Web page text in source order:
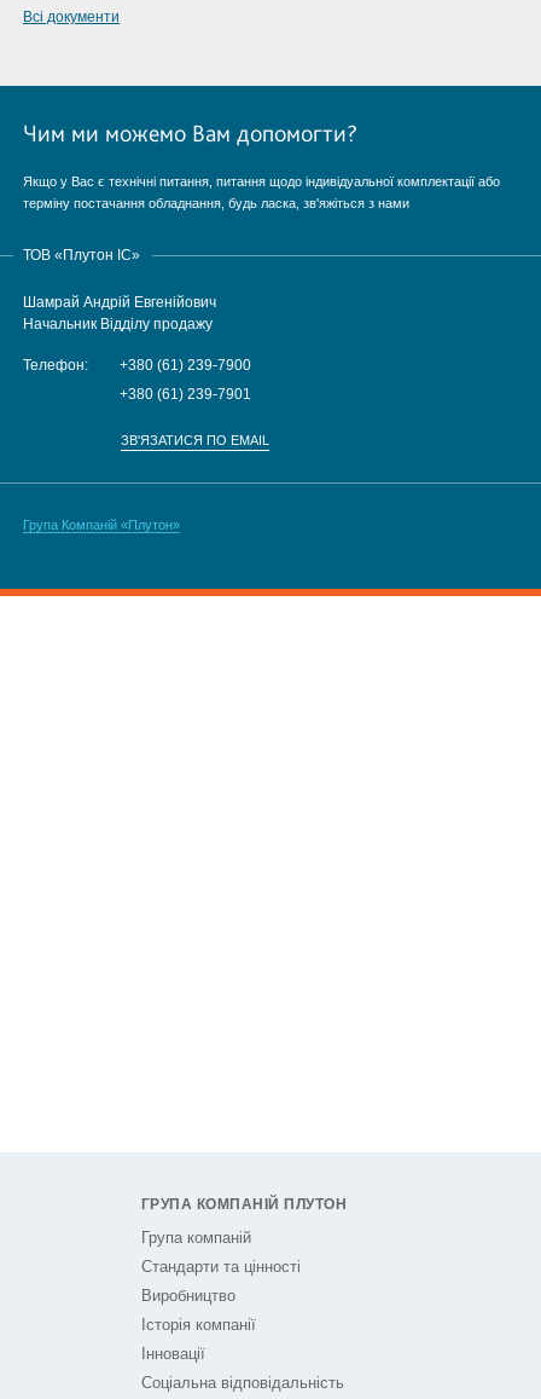
Всі документи
Чим ми можемо Вам допомогти?
Якщо у Вас є технічні питання, питання щодо індивідуальної комплектації або
терміну постачання обладнання, будь ласка, зв'яжіться з нами
ТОВ «Плутон IC»
Шамрай Андрій Евгенійович
Начальник Відділу продажу
Телефон:
+380 (61) 239-7900
+380 (61) 239-7901
ЗВ'ЯЗАТИСЯ ПО EMAIL
Група Компаній «Плутон»
ГРУПА КОМПАНІЙ ПЛУТОН
Група компаній
Стандарти та цінності
Виробництво
Історія компанії
Інновації
Соціальна відповідальність